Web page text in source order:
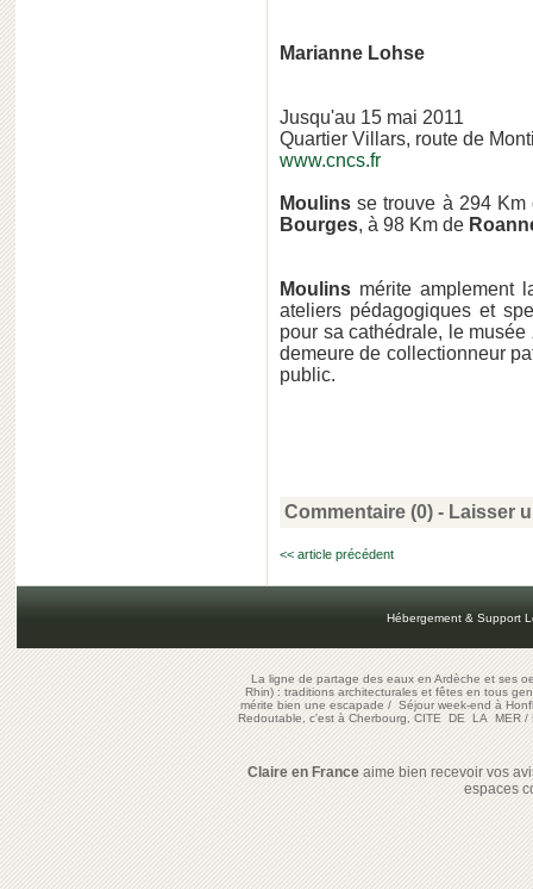
Marianne Lohse
Jusqu'au 15 mai 2011
Quartier Villars, route de
www.cncs.fr
Moulins se trouve à 294
Bourges, à 98 Km de
Moulins mérite amplement
ateliers pédagogiques et
pour sa cathédrale, le musée
demeure de collectionneur
public.
Commentaire (0) - Laisser
<< article précédent
Hébergement & Support
La ligne de partage des eaux en Ardèche et ses
Rhin) : traditions architecturales et fêtes en tous
mérite bien une escapade/Séjour week-end à
Redoutable, c'est à Cherbourg, CITE DE LA MER/
Claire en Franceaime bien recevoir vos
espaces